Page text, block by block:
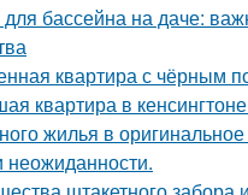
бассейна на даче:
квартира с чёрным
квартира в
жилья в